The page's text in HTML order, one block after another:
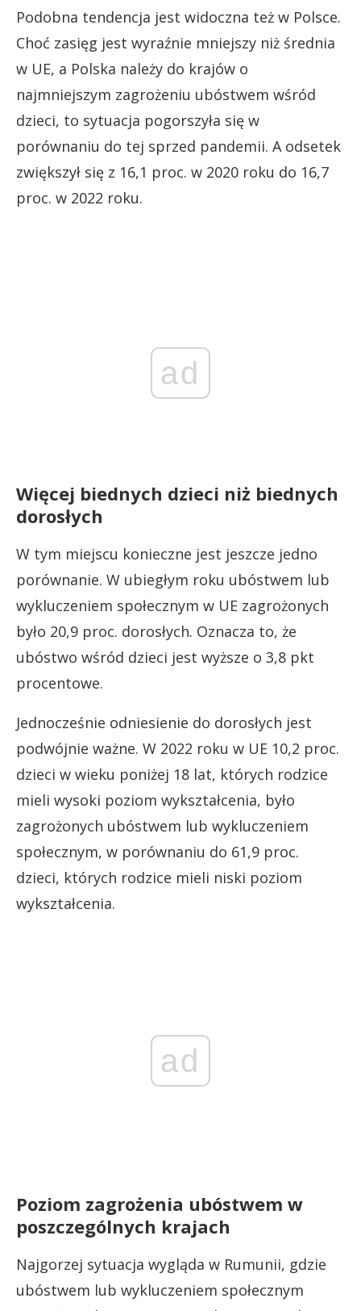
Podobna tendencja jest widoczna też w Polsce.
Choć zasięg jest wyraźnie mniejszy niż średnia
w UE, a Polska należy do krajów o
najmniejszym zagrożeniu ubóstwem wśród
dzieci, to sytuacja pogorszyła się w
porównaniu do tej sprzed pandemii. A odsetek
zwiększył się z 16,1 proc. w 2020 roku do 16,7
proc. w 2022 roku.
ad
Więcej biednych dzieci niż biednych
dorosłych
W tym miejscu konieczne jest jeszcze jedno
porównanie. W ubiegłym roku ubóstwem lub
wykluczeniem społecznym w UE zagrożonych
było 20,9 proc. dorosłych. Oznacza to, że
ubóstwo wśród dzieci jest wyższe o 3,8 pkt
procentowe.
Jednocześnie odniesienie do dorosłych jest
podwójnie ważne. W 2022 roku w UE 10,2 proc.
dzieci w wieku poniżej 18 lat, których rodzice
mieli wysoki poziom wykształcenia, było
zagrożonych ubóstwem lub wykluczeniem
społecznym, w porównaniu do 61,9 proc.
dzieci, których rodzice mieli niski poziom
wykształcenia.
ad
Poziom zagrożenia ubóstwem w
poszczególnych krajach
Najgorzej sytuacja wygląda w Rumunii, gdzie
ubóstwem lub wykluczeniem społecznym